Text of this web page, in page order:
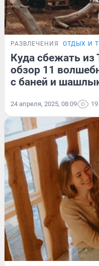
РАЗВЛЕЧЕНИЯ ОТДЫХ И
Куда сбежать
обзор 11
с баней и
24 апреля, 2025, 08:09